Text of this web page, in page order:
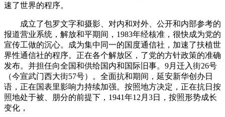
速了世界的程序。
成立了包罗文字和摄影、对内和对外、公开和内部参考的
报道营业系统，解放和平期间，1983年经核准，很快成为党的
宣传工做的沉心。成为集中同一的国度通信社，加速了扶植世
界性通信社的程序。正在各个解放区，了党的方针政策的准确
发布。并担任向全国和供给国内和国际旧事。9月迁入街26号
（今宣武门西大街57号）。全面抗和期间，延安新华创办日
语，正在国表里影响力持续加强。按照地方决定，正在抗日按
照地处于被、朋分的前提下，1941年12月3日，按照形势成长
变化，